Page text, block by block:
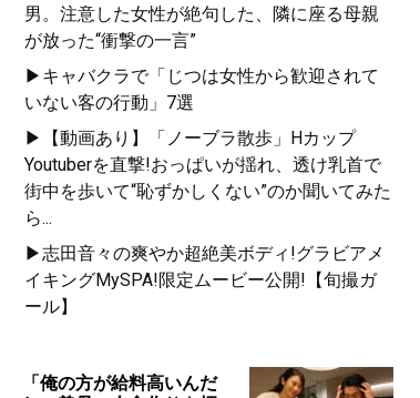
男。注意した女性が絶句した、隣に座る母親
が放った“衝撃の一言”
▶キャバクラで「じつは女性から歓迎されて
いない客の行動」7選
▶【動画あり】「ノーブラ散歩」Hカップ
Youtuberを直撃!おっぱいが揺れ、透け乳首で
街中を歩いて“恥ずかしくない”のか聞いてみた
ら...
▶志田音々の爽やか超絶美ボディ!グラビアメ
イキングMySPA!限定ムービー公開!【旬撮ガ
ール】
「俺の方が給料高いんだ